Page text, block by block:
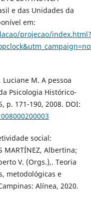
e das Unidades da
em:
projecao/index.html?
Luciane M. A pessoa
Psicologia Histórico-
p. 171-190, 2008. DOI:
social:
MARTÍNEZ, Albertina;
V. (Orgs.),. Teoria
metodológicas e
Alínea, 2020.